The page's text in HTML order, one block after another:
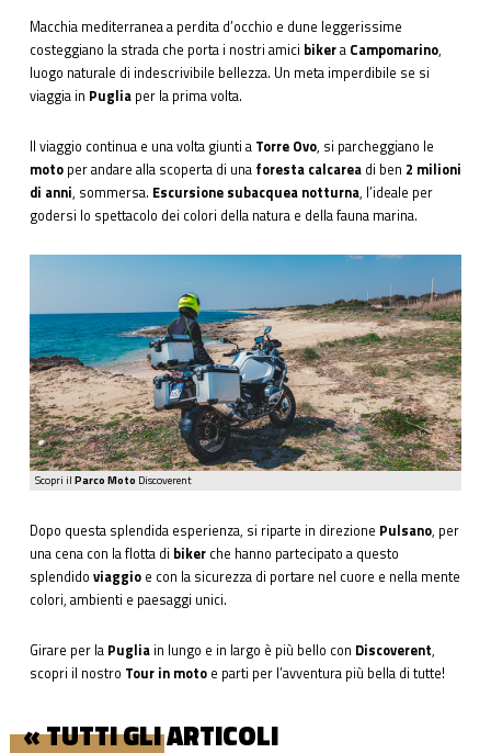
Macchia mediterranea a perdita d’occhio e dune leggerissime
costeggiano la strada che porta i nostri amici bikera Campomarino,
luogo naturale di indescrivibile bellezza. Un meta imperdibile se si
viaggia in Puglia per la prima volta.
Il viaggio continua e una volta giunti a Torre Ovo, si parcheggiano le
moto per andare alla scoperta di una foresta calcareadi ben 2 milioni
di anni, sommersa. Escursione subacquea notturna, l’ideale per
godersi lo spettacolo dei colori della natura e della fauna marina.
Scopri il Parco Moto Discoverent
Dopo questa splendida esperienza, si riparte in direzione Pulsano, per
una cena con la flotta di biker che hanno partecipato a questo
splendido viaggio e con la sicurezza di portare nel cuore e nella mente
colori, ambienti e paesaggi unici.
Girare per la Puglia in lungo e in largo è più bello con Discoverent,
scopri il nostro Tour in motoe parti per l’avventura più bella di tutte!
« TUTTI GLI ARTICOLI